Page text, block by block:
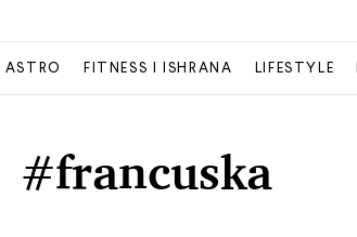
ASTRO FITNESS I ISHRANA LIFESTYLE
#francuska